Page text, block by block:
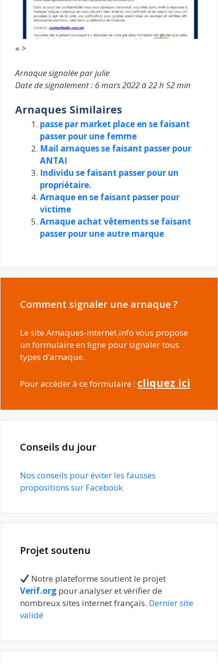
« >
Arnaque signalée par julie
Date de signalement : 6 mars 2022 à 22 h 52 min
Arnaques Similaires
passe par market place en se faisant
passer pour une femme
Mail arnaques se faisant passer pour
ANTAI
Individu se faisant passer pour un
propriétaire.
Arnaque en se faisant passer pour
victime
Arnaque achat vêtements se faisant
passer pour une autre marque
Comment signaler une arnaque ?
Le site Arnaques-internet.info vous propose
un formulaire en ligne pour signaler tous
types d’arnaque.
Pour accéder à ce formulaire : cliquez ici
Conseils du jour
Nos conseils pour éviter les fausses
propositions sur Facebook
Projet soutenu
Notre plateforme soutient le projet
Verif.org pour analyser et vérifier de
nombreux sites internet français. Dernier site
validé